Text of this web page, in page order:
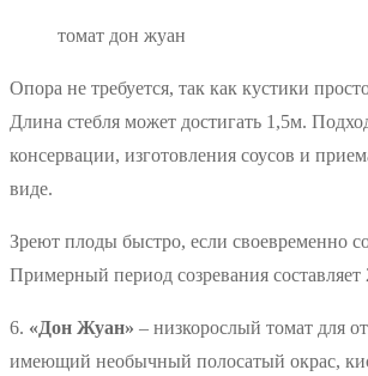
томат дон жуан
Опора не требуется, так как кустики
Длина стебля может достигать 1,5м.
консервации, изготовления соусов и
виде.
Зреют плоды быстро, если своевременно
Примерный период созревания составляет
6. «Дон Жуан» – низкорослый томат для
имеющий необычный полосатый окрас,